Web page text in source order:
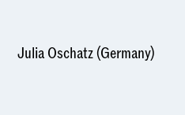
Julia Oschatz (Germany)